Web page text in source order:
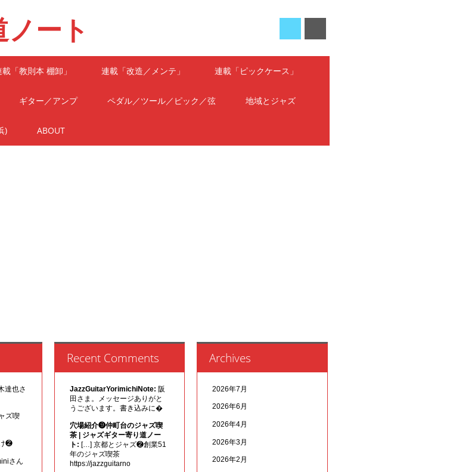
ート
載「教則本 棚卸」 連載「改造／メンテ」 連載「ピックケース」
ギター／アンプ ペダル／ツール／ピック／弦 地域とジャズ
) ABOUT
達也さ
ズ喫
❷
さん
Recent Comments
JazzGuitarYorimichiNote: 阪
田さま。メッセージありがと
うございます。書き込みに�
穴場紹介❾仲町台のジャズ喫
茶 | ジャズギター寄り道ノー
ト: […] 京都とジャズ❷創業51
年のジャズ喫茶
https://jazzguitarno
Archives
2026年7月
2026年6月
2026年4月
2026年3月
2026年2月